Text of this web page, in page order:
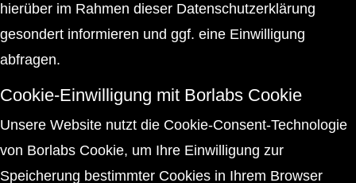
hierüber im Rahmen dieser Datenschutzerklärung
gesondert informieren und ggf. eine Einwilligung
abfragen.
Cookie-Einwilligung mit Borlabs Cookie
Unsere Website nutzt die Cookie-Consent-Technologie
von Borlabs Cookie, um Ihre Einwilligung zur
Speicherung bestimmter Cookies in Ihrem Browser